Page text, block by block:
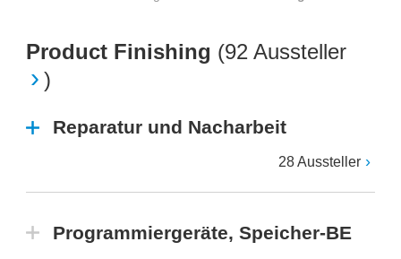
Product Finishing (92 Aussteller
)
Reparatur und Nacharbeit
28 Aussteller
Programmiergeräte, Speicher-BE